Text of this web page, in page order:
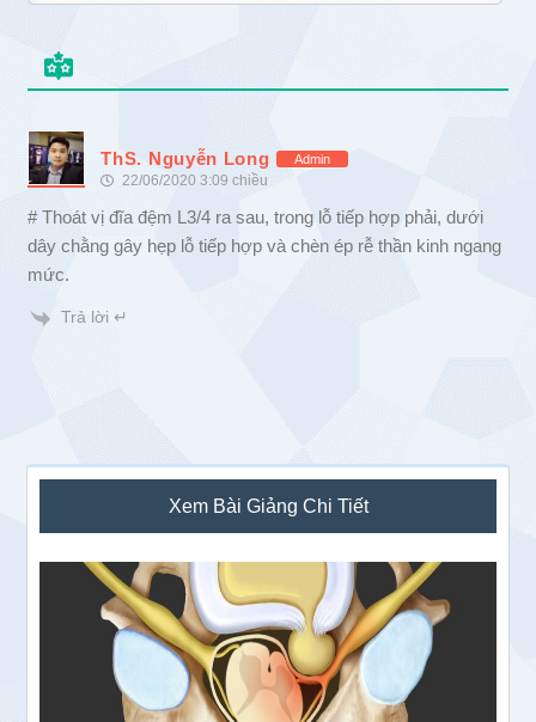
ThS. Nguyễn Long Admin
22/06/2020 3:09 chiều
# Thoát vị đĩa đệm L3/4 ra sau, trong lỗ tiếp hợp phải, dưới
dây chằng gây hẹp lỗ tiếp hợp và chèn ép rễ thần kinh ngang
mức.
Trả lời ↵
Sidebar
chính
Xem Bài Giảng Chi Tiết